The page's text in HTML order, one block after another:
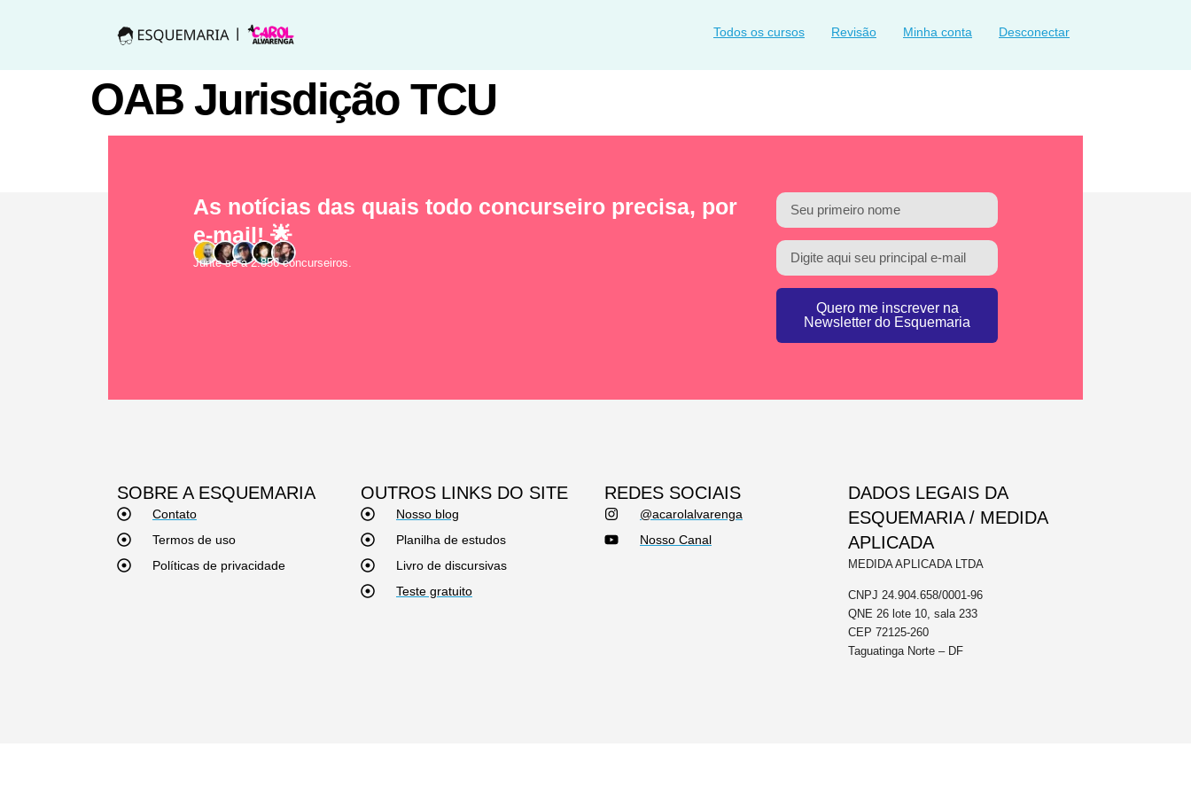
Todos os cursos Revisão Minha conta Desconectar
OAB Jurisdição TCU
As notícias das quais todo concurseiro precisa, por
e-mail! 🌟
Junte-se a 2.856 concurseiros.
Quero me inscrever na
Newsletter do Esquemaria
SOBRE A ESQUEMARIA
Contato
Termos de uso
Políticas de privacidade
OUTROS LINKS DO SITE
Nosso blog
Planilha de estudos
Livro de discursivas
Teste gratuito
REDES SOCIAIS
@acarolalvarenga
Nosso Canal
DADOS LEGAIS DA
ESQUEMARIA / MEDIDA
APLICADA
MEDIDA APLICADA LTDA
CNPJ 24.904.658/0001-96
QNE 26 lote 10, sala 233
CEP 72125-260
Taguatinga Norte – DF